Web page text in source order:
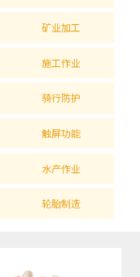
矿业加工
施工作业
骑行防护
触屏功能
水产作业
轮胎制造